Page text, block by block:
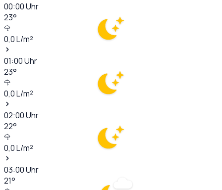
00:00Uhr
23°
0,0L/m²
01:00Uhr
23°
0,0L/m²
02:00Uhr
22°
0,0L/m²
03:00Uhr
21°